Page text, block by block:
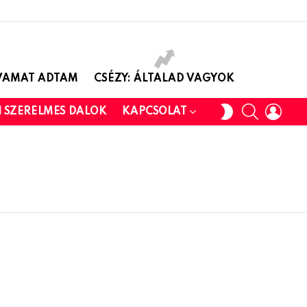
ADTAM CSÉZY: ÁLTALAD VAGYOK
SZERELMES DALOK KAPCSOLAT
SWITCH
SKIN
SEARCH